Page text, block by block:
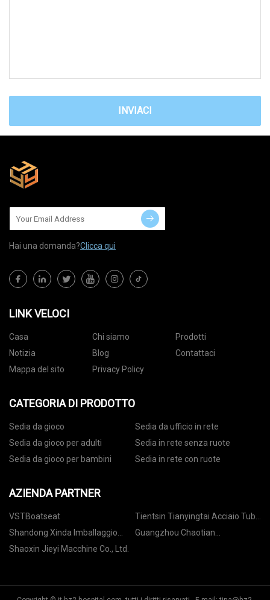
INVIACI
Hai una domanda?Clicca qui
LINK VELOCI
Casa Chi siamo
Prodotti
Notizia
Blog
Contattaci
Mappa del sito
Privacy Policy
CATEGORIA DI PRODOTTO
Sedia da gioco
Sedia da ufficio in rete
Sedia da gioco per adulti
Sedia in rete senza ruote
Sedia da gioco per bambini
Sedia in rete con ruote
AZIENDA PARTNER
VSTBoatseat
Tientsin Tianyingtai Acciaio Tubo
Co. Ltd
Shandong Xinda Imballaggio
Tecnologia Co., Ltd
Guangzhou Chaotian
Shaoxin Jieyi Macchine Co., Ltd.